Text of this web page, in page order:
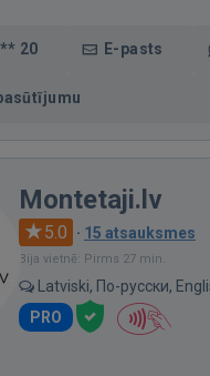
20 E-pasts
Montetaji.lv
5.0 · 15 atsauksmes
Bija vietnē: Pirms 27 min.
Latviski, По-русски,
PRO